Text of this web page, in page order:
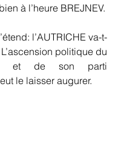
à l’heure BREJNEV.
l’AUTRICHE va-t-
politique du
et de son parti
le laisser augurer.